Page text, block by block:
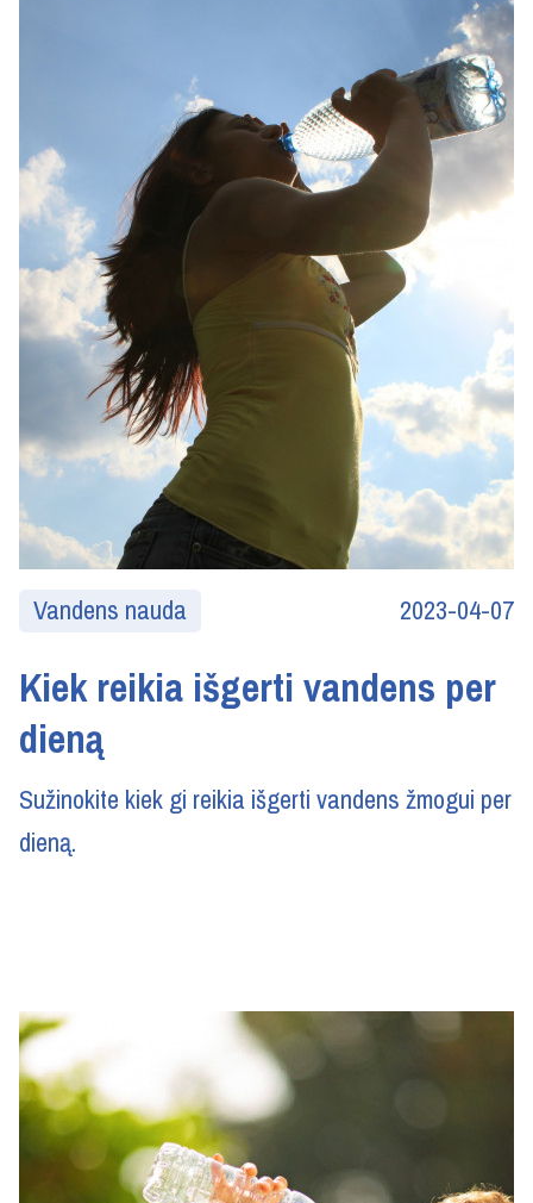
Vandens nauda 2023-04-07
Kiek reikia išgerti vandens per
dieną
Sužinokite kiek gi reikia išgerti vandens žmogui per
dieną.